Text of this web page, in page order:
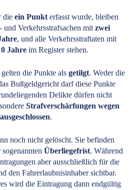
die ein Punkt erfasst wurde, bleiben
und Verkehrsstrafsachen mit zwei
, und alle Verkehrsstraftaten mit
Jahre im Register stehen.
die Punkte als getilgt. Weder die
Bußgeldgericht darf diese Punkte
Delikte dürfen nicht
Strafverschärfungen wegen
.
noch nicht gelöscht. Sie befinden
Überliegefrist. Während
aber ausschließlich für die
den Fahrerlaubnisinhaber sichtbar.
wird die Eintragung dann endgültig